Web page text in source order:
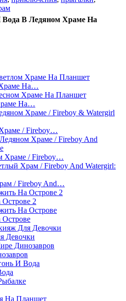
Вода В Ледяном Храме На
На…
На…
/ Fireboy…
Храме / Fireboy…
/ Fireboy And…
2
Девочки